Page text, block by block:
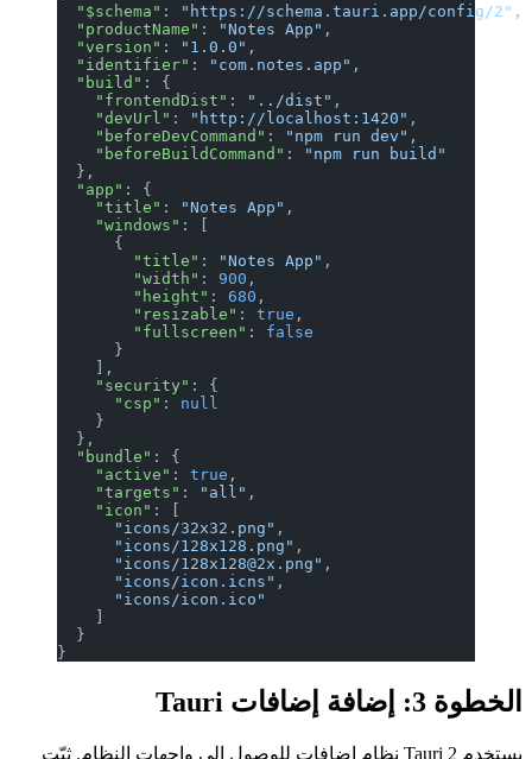
  "$schema"
: "https://schema.tauri.app/config/2"
  "productName"
: "Notes App"
  "version"
: "1.0.0"
  "identifier"
: "com.notes.app"
  "build"
: {
    "frontendDist"
: "../dist"
    "devUrl"
: "http://localhost:1420"
    "beforeDevCommand"
: "npm run dev"
    "beforeBuildCommand"
: "npm run build"
  },
  "app"
: {
    "title"
: "Notes App"
    "windows"
      {
        "title"
: "Notes App"
        "width"
: 900
        "height"
: 680
        "resizable"
: true
        "fullscreen"
: false
      }
    ],
    "security"
: {
      "csp"
: null
    }
  },
  "bundle"
: {
    "active"
: true
    "targets"
: "all"
    "icon"
      "icons/32x32.png"
      "icons/128x128.png"
      "icons/128x128@2x.png"
      "icons/icon.icns"
      "icons/icon.ico"
  }
الخطوة 3: إضافة إضافات Tauri
يستخدم Tauri 2 نظام إضافات للوصول إلى واجهات النظام. ثبّت